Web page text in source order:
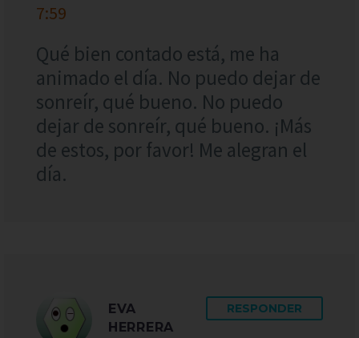
7:59
Qué bien contado está, me ha
animado el día. No puedo dejar de
sonreír, qué bueno. No puedo
dejar de sonreír, qué bueno. ¡Más
de estos, por favor! Me alegran el
día.
EVA
HERRERA
RESPONDER